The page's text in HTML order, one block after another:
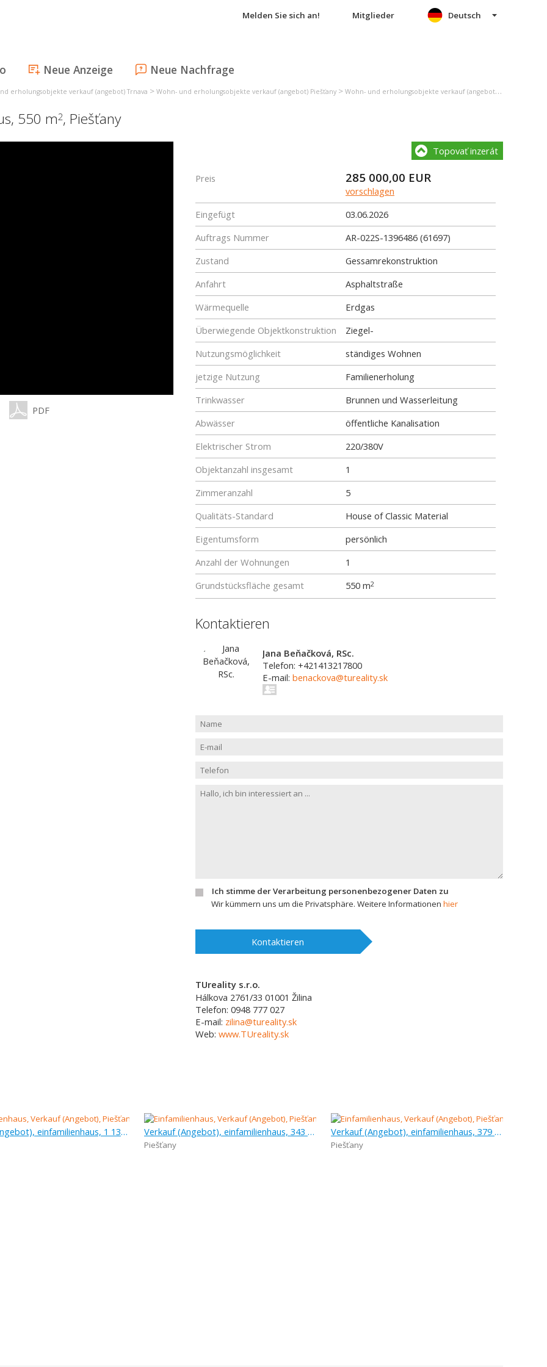
Melden Sie sich an! Mitglieder
Neue Anzeige Neue Nachfrage
Deutsch
erholungsobjekte verkauf (angebot) Trnava > Wohn- und erholungsobjekte verkauf (angebot) Piešťany > Wohn- und erholungsobjekte verkauf (angebot) Piešťany
550 m2, Piešťany
PDF
Topovať inzerát
Preis 285 000,00 EUR
vorschlagen
Eingefügt
03.06.2026
Auftrags Nummer
AR-022S-1396486 (61697)
Zustand
Gessamrekonstruktion
Anfahrt
Asphaltstraße
Wärmequelle
Erdgas
Überwiegende Objektkonstruktion
Ziegel-
Nutzungsmöglichkeit
ständiges Wohnen
jetzige Nutzung
Familienerholung
Trinkwasser
Brunnen und Wasserleitung
Abwässer
öffentliche Kanalisation
Elektrischer Strom
220/380V
Objektanzahl insgesamt
1
Zimmeranzahl
5
Qualitäts-Standard
House of Classic Material
Eigentumsform
persönlich
Anzahl der Wohnungen
1
Grundstücksfläche gesamt
550 m2
Kontaktieren
Jana Beňačková, RSc.
Telefon: +421413217800
E-mail: benackova@tureality.sk
Ich stimme der Verarbeitung personenbezogener Daten zu
Wir kümmern uns um die Privatsphäre. Weitere Informationen hier
Kontaktieren
TUreality s.r.o.
Hálkova 2761/33 01001 Žilina
Telefon: 0948 777 027
E-mail: zilina@tureality.sk
Web: www.TUreality.sk
Verkauf (Angebot), einfamilienhaus, 1 130 m Verkauf (Angebot), einfamilienhaus, 343 m
Piešťany
Verkauf (Angebot), einfamilienhaus, 379 m
Piešťany